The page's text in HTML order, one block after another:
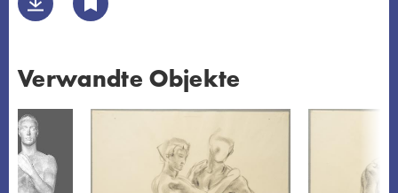
Verwandte Objekte